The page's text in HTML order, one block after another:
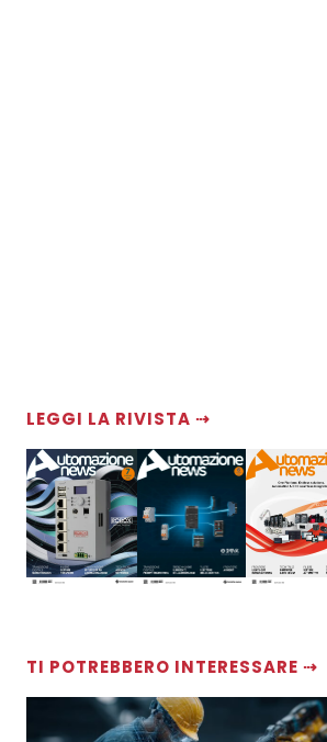
LEGGI LA RIVISTA ⇢
TI POTREBBERO INTERESSARE ⇢